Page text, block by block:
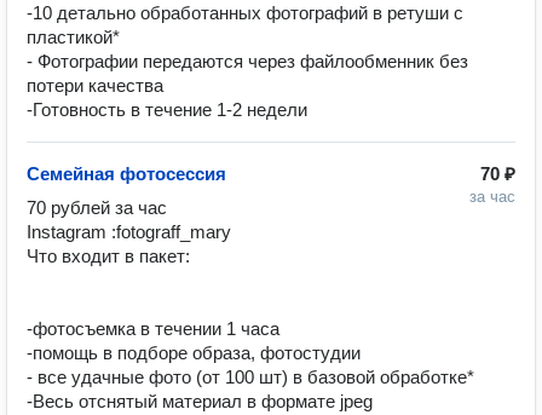
-10 детально обработанных фотографий в ретуши с
пластикой*
- Фотографии передаются через файлообменник без
потери качества
-Готовность в течение 1-2 недели
70 ₽
за час
Семейная фотосессия
70 рублей за час
Instagram :fotograff_mary
Что входит в пакет:
-фотосъемка в течении 1 часа
-помощь в подборе образа, фотостудии
- все удачные фото (от 100 шт) в базовой обработке*
-Весь отснятый материал в формате jpeg